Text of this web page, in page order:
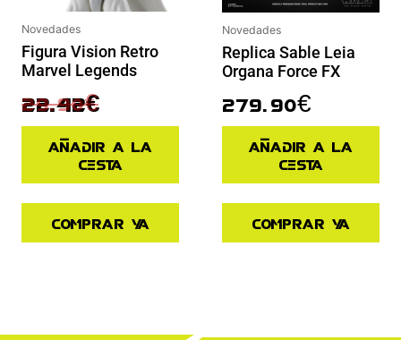
Novedades
Figura Vision Retro
Marvel Legends
29.90€
22.42€
Añadir a la
cesta
Comprar ya
Novedades
Replica Sable Leia
Organa Force FX
279.90€
Añadir a la
cesta
Comprar ya